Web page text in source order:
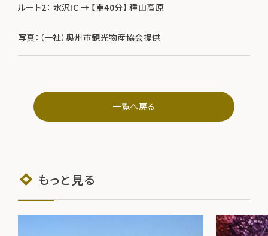
ルート2： 水沢IC → 【車40分】 種山高原
写真：（一社）奥州市観光物産協会提供
一覧へ戻る
もっと見る